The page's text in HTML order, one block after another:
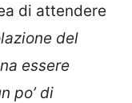
di attendere
del
essere
po’ di